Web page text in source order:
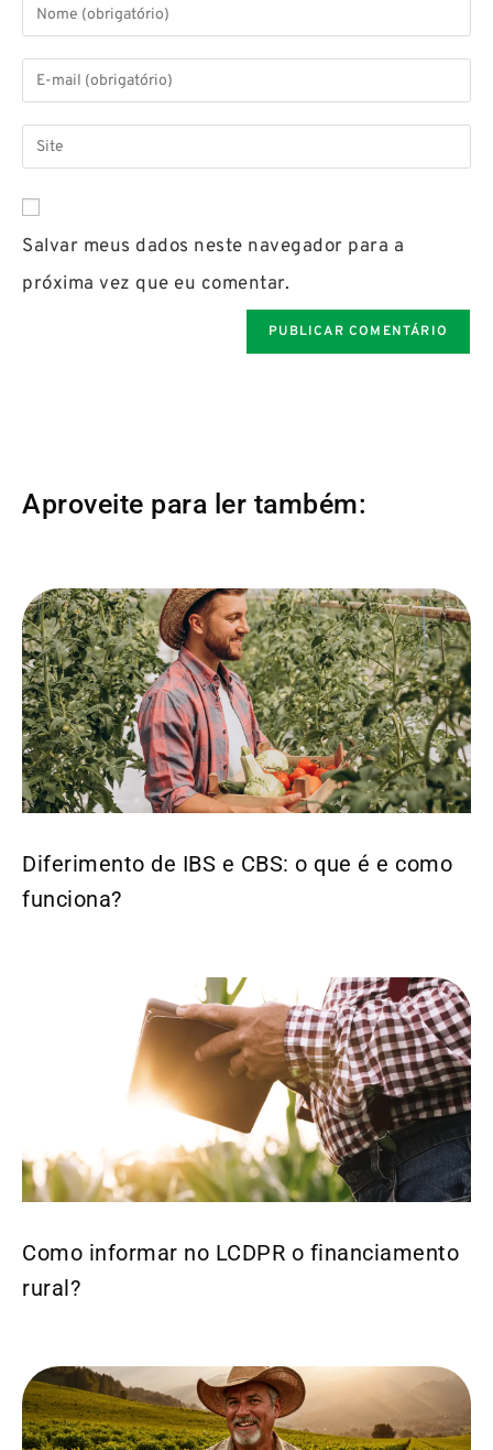
Salvar meus dados neste navegador para a
próxima vez que eu comentar.
Aproveite para ler também:
Diferimento de IBS e CBS: o que é e como
funciona?
Como informar no LCDPR o financiamento
rural?